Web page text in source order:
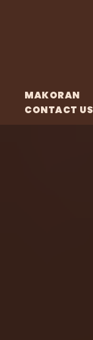
MAKORAN
CONTACT US